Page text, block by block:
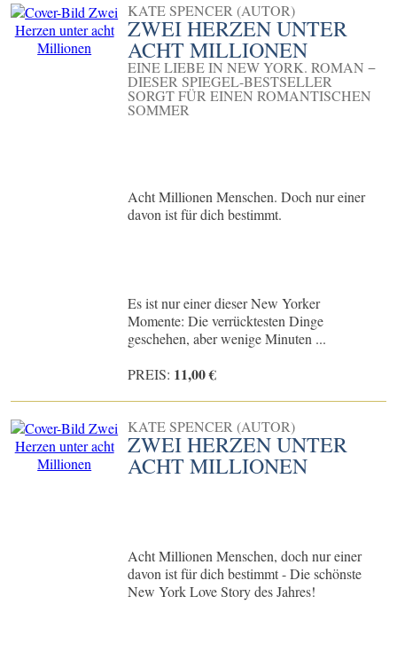
KATE SPENCER (AUTOR)
ZWEI HERZEN UNTER
ACHT MILLIONEN
EINE LIEBE IN NEW YORK. ROMAN −
DIESER SPIEGEL-BESTSELLER
SORGT FÜR EINEN ROMANTISCHEN
SOMMER
Acht Millionen Menschen. Doch nur einer
davon ist für dich bestimmt.
Es ist nur einer dieser New Yorker
Momente: Die verrücktesten Dinge
geschehen, aber wenige Minuten ...
PREIS: 11,00 €
KATE SPENCER (AUTOR)
ZWEI HERZEN UNTER
ACHT MILLIONEN
Acht Millionen Menschen, doch nur einer
davon ist für dich bestimmt - Die schönste
New York Love Story des Jahres!